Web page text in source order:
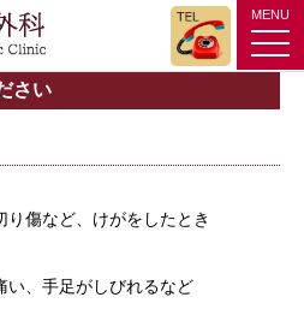
MENU
さい
傷など、けがをしたとき
い、手足がしびれるなど